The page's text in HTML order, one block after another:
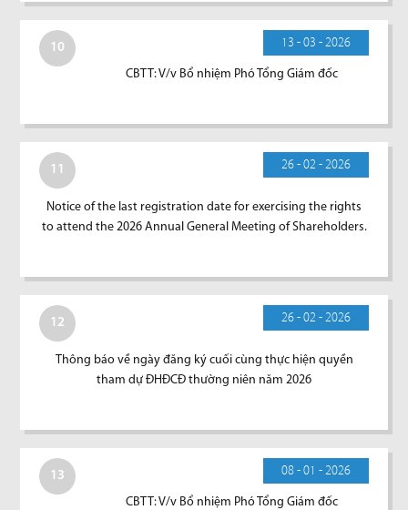
10 13 - 03 - 2026
CBTT: V/v Bổ nhiệm Phó Tổng Giám đốc
11 26 - 02 - 2026
Notice of the last registration date for exercising the rights
to attend the 2026 Annual General Meeting of Shareholders.
12 26 - 02 - 2026
Thông báo về ngày đăng ký cuối cùng thực hiện quyền
tham dự ĐHĐCĐ thường niên năm 2026
13 08 - 01 - 2026
CBTT: V/v Bổ nhiệm Phó Tổng Giám đốc